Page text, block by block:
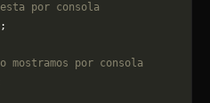
por consola
mostramos por consola